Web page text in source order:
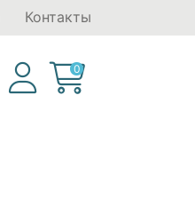
Контакты
0